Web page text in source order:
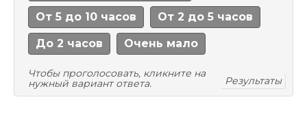
От 5 до 10 часов От 2 до 5 часов
До 2 часов Очень мало
Чтобы проголосовать, кликните на
нужный вариант ответа.
Результаты